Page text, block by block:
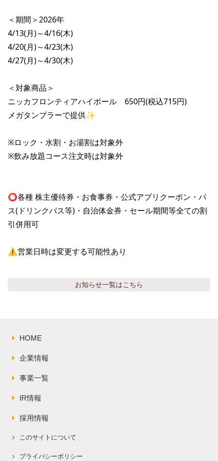
その他IR資料
適時開示資料
FAQ
IRお問い合わせ
＜期間＞2026年
4/13(月)～4/16(木)
4/20(月)～4/23(木)
4/27(月)～4/30(木)
＜対象商品＞
ニッカフロンティアハイボール　650円(税込715円)
メガタンブラーで提供✨
※ロック・水割・お湯割は対象外
※飲み放題コース注文時は対象外
⭕️各種 株主優待券・お食事券・公式アプリクーポン・パ
ス(ドリンクパス等)・自治体金券・セール期間等全ての割
引併用可
⚠️営業日時は変更する可能性あり
お知らせ一覧はこちら
HOME
企業情報
事業一覧
IR情報
採用情報
このサイトについて
プライバシーポリシー